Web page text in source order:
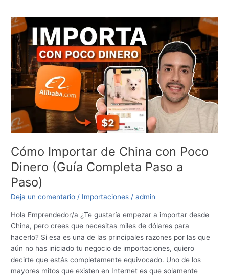
Cómo Importar de China con Poco
Dinero (Guía Completa Paso a
Paso)
Deja un comentario / Importaciones /admin
Hola Emprendedor/a ¿Te gustaría empezar a importar desde
China, pero crees que necesitas miles de dólares para
hacerlo? Si esa es una de las principales razones por las que
aún no has iniciado tu negocio de importaciones, quiero
decirte que estás completamente equivocado. Uno de los
mayores mitos que existen en Internet es que solamente
Cómo
Importar
de
China
con
Poco
Dinero
(Guía
Completa
Paso
a
Paso)